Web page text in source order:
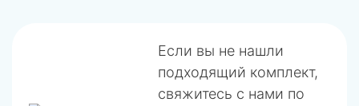
Если вы не нашли
подходящий комплект,
свяжитесь с нами по